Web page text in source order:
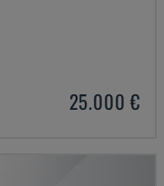
25.000 €